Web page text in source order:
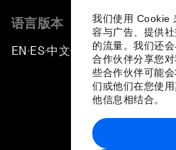
我们使用 Cookie
容与广告、提供
的流量。我们还
合作伙伴分享您
些合作伙伴可能
们或他们在您使
他信息相结合。
语言版本
EN ▪ES▪中文▪ 日本語